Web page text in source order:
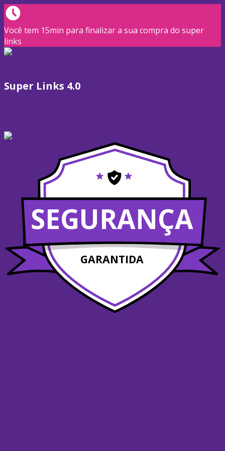
Você tem 15min para finalizar a sua compra do super
links
Super Links 4.0
SEGURANÇA
GARANTIDA